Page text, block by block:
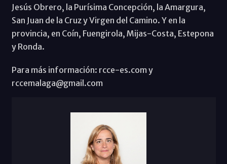
Jesús Obrero, la Purísima Concepción, la Amargura,
San Juan de la Cruz y Virgen del Camino. Y en la
provincia, en Coín, Fuengirola, Mijas-Costa, Estepona
y Ronda.
Para más información: rcce-es.com y
rccemalaga@gmail.com